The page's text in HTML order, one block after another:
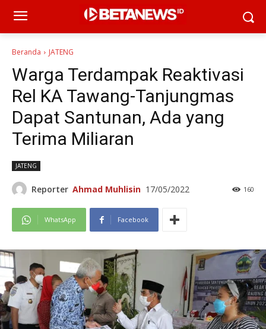
Beranda JATENG
Warga Terdampak Reaktivasi
Rel KA Tawang-Tanjungmas
Dapat Santunan, Ada yang
Terima Miliaran
JATENG
Reporter Ahmad Muhlisin 17/05/2022 160
WhatsApp Facebook